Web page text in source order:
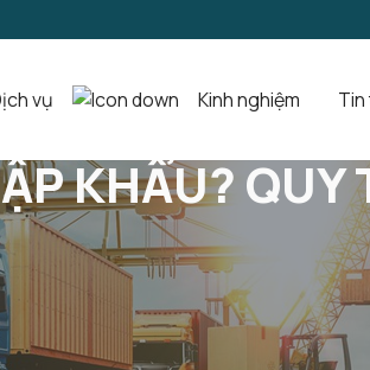
vụ Kinh nghiệm
KHẨU?